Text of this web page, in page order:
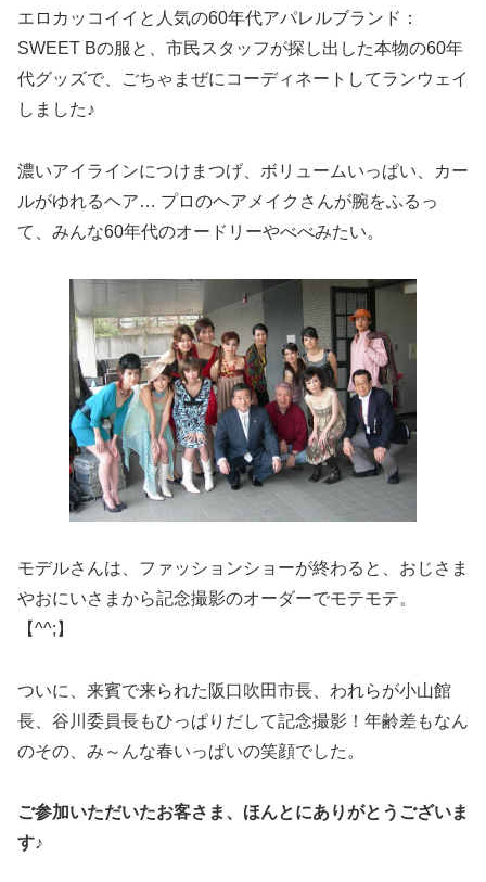
エロカッコイイと人気の60年代アパレルブランド：
SWEET Bの服と、市民スタッフが探し出した本物の60年
代グッズで、ごちゃまぜにコーディネートしてランウェイ
しました♪
濃いアイラインにつけまつげ、ボリュームいっぱい、カー
ルがゆれるヘア… プロのヘアメイクさんが腕をふるっ
て、みんな60年代のオードリーやべべみたい。
モデルさんは、ファッションショーが終わると、おじさま
やおにいさまから記念撮影のオーダーでモテモテ。
【^^;】
ついに、来賓で来られた阪口吹田市長、われらが小山館
長、谷川委員長もひっぱりだして記念撮影！年齢差もなん
のその、み～んな春いっぱいの笑顔でした。
ご参加いただいたお客さま、ほんとにありがとうございま
す♪